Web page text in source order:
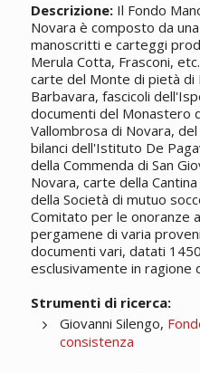
Descrizione:Il Fondo
Novara è composto da
manoscritti e carteggi
Merula Cotta, Frasconi,
carte del Monte di pietà di
Barbavara, fascicoli
documenti del Monastero
Vallombrosa di Novara,
bilanci dell'Istituto De
della Commenda di San
Novara, carte della
della Società di mutuo
Comitato per le onoranze
pergamene di varia
documenti vari, datati
esclusivamente in ragione
Strumenti di ricerca:
Giovanni Silengo,
consistenza